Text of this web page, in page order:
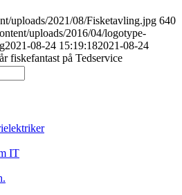
uploads/2021/08/Fisketavling.jpg 640
uploads/2016/04/logotype-
2021-08-24 15:19:182021-08-24
fiskefantast på Tedservice
IT